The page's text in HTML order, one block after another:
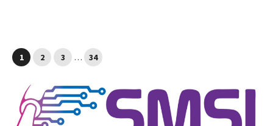
1 2 3 … 34